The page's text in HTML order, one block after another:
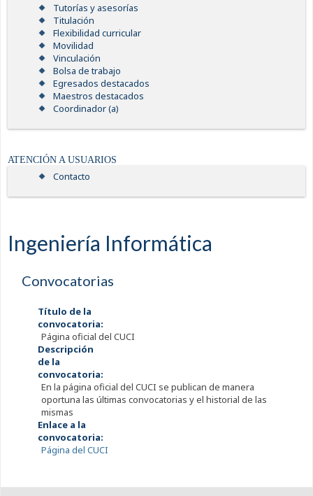
Tutorías y asesorías
Titulación
Flexibilidad curricular
Movilidad
Vinculación
Bolsa de trabajo
Egresados destacados
Maestros destacados
Coordinador (a)
ATENCIÓN A USUARIOS
Contacto
Ingeniería Informática
Convocatorias
Título de la
convocatoria:
Página oficial del CUCI
Descripción
de la
convocatoria:
En la página oficial del CUCI se publican de manera
oportuna las últimas convocatorias y el historial de las
mismas
Enlace a la
convocatoria:
Página del CUCI